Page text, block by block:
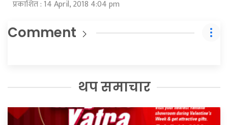
प्रकाशित : 14 April, 2018 4:04 pm
Comment
थप समाचार